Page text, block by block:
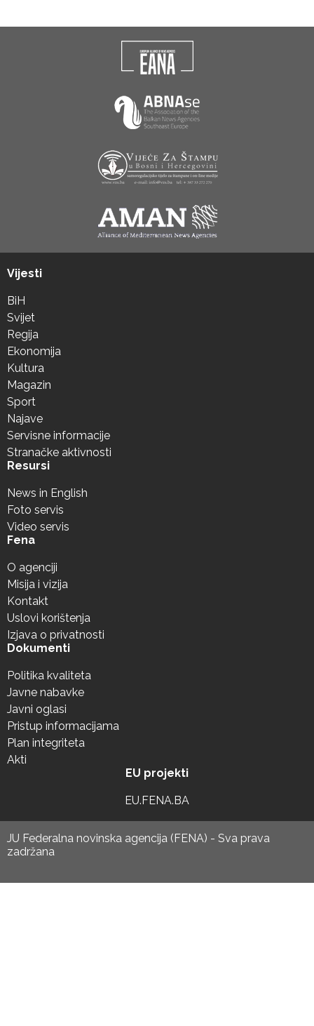
Vijesti
BiH
Svijet
Regija
Ekonomija
Kultura
Magazin
Sport
Najave
Servisne informacije
Stranačke aktivnosti
Resursi
News in English
Foto servis
Video servis
Fena
O agenciji
Misija i vizija
Kontakt
Uslovi korištenja
Izjava o privatnosti
Dokumenti
Politika kvaliteta
Javne nabavke
Javni oglasi
Pristup informacijama
Plan integriteta
Akti
EU projekti
EU.FENA.BA
JU Federalna novinska agencija (FENA) - Sva prava
zadržana